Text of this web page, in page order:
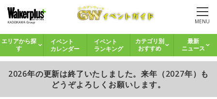
MENU
エリアから探
す
イベント
カレンダー
イベント
ランキング
カテゴリ別
おすすめ
最新
ニュース
2026年の更新は終了いたしました。来年（2027年）も
どうぞよろしくお願いします。